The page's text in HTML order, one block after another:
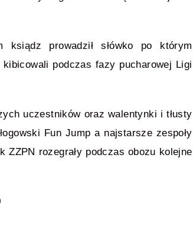
prowadził słówko po którym
podczas fazy pucharowej Ligi
uczestników oraz walentynki i tłusty
Fun Jump a najstarsze zespoły
rozegrały podczas obozu kolejne